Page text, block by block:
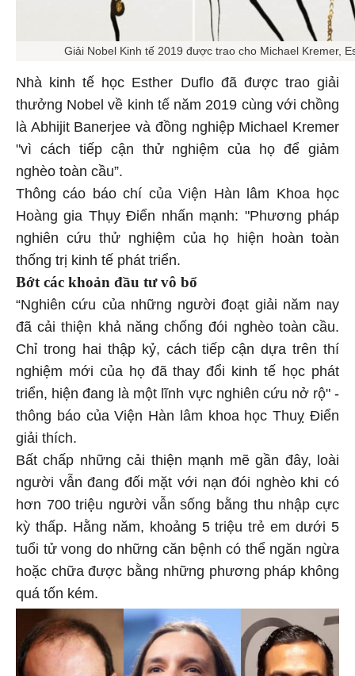
Giải Nobel Kinh tế 2019 được trao cho Michael Kremer,
Nhà kinh tế học Esther Duflo đã được trao giải
thưởng Nobel về kinh tế năm 2019 cùng với chồng
là Abhijit Banerjee và đồng nghiệp Michael Kremer
"vì cách tiếp cận thử nghiệm của họ để giảm
nghèo toàn cầu”.
Thông cáo báo chí của Viện Hàn lâm Khoa học
Hoàng gia Thụy Điển nhấn mạnh: "Phương pháp
nghiên cứu thử nghiệm của họ hiện hoàn toàn
thống trị kinh tế phát triển.
Bớt các khoản đầu tư vô bổ
“Nghiên cứu của những người đoạt giải năm nay
đã cải thiện khả năng chống đói nghèo toàn cầu.
Chỉ trong hai thập kỷ, cách tiếp cận dựa trên thí
nghiệm mới của họ đã thay đổi kinh tế học phát
triển, hiện đang là một lĩnh vực nghiên cứu nở rộ" -
thông báo của Viện Hàn lâm khoa học Thuỵ Điển
giải thích.
Bất chấp những cải thiện mạnh mẽ gần đây, loài
người vẫn đang đối mặt với nạn đói nghèo khi có
hơn 700 triệu người vẫn sống bằng thu nhập cực
kỳ thấp. Hằng năm, khoảng 5 triệu trẻ em dưới 5
tuổi tử vong do những căn bệnh có thể ngăn ngừa
hoặc chữa được bằng những phương pháp không
quá tốn kém.